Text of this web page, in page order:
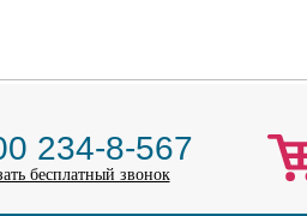
234-8-567
бесплатный звонок